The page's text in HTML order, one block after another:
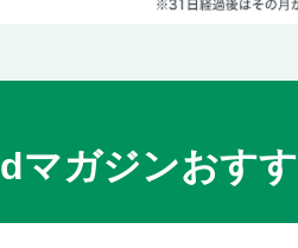
dマガジンおす